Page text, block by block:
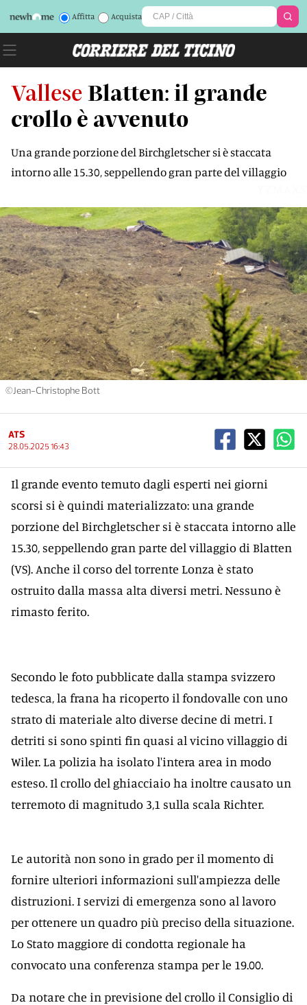
Affitta Acquista
Vallese Blatten: il grande
crollo è avvenuto
Una grande porzione del Birchgletscher si è staccata
intorno alle 15.30, seppellendo gran parte del villaggio
©Jean-Christophe Bott
ATS
28.05.2025 16:43
Il grande evento temuto dagli esperti nei giorni
scorsi si è quindi materializzato: una grande
porzione del Birchgletscher si è staccata intorno alle
15.30, seppellendo gran parte del villaggio di Blatten
(VS). Anche il corso del torrente Lonza è stato
ostruito dalla massa alta diversi metri. Nessuno è
rimasto ferito.
Secondo le foto pubblicate dalla stampa svizzero
tedesca, la frana ha ricoperto il fondovalle con uno
strato di materiale alto diverse decine di metri. I
detriti si sono spinti fin quasi al vicino villaggio di
Wiler. La polizia ha isolato l'intera area in modo
esteso. Il crollo del ghiacciaio ha inoltre causato un
terremoto di magnitudo 3,1 sulla scala Richter.
Le autorità non sono in grado per il momento di
fornire ulteriori informazioni sull'ampiezza delle
distruzioni. I servizi di emergenza sono al lavoro
per ottenere un quadro più preciso della situazione.
Lo Stato maggiore di condotta regionale ha
convocato una conferenza stampa per le 19.00.
Da notare che in previsione del crollo il Consiglio di